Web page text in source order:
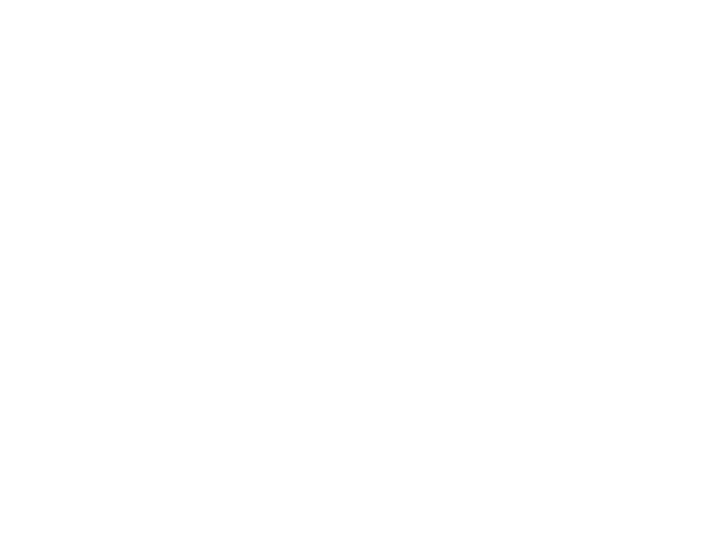
og kjenner ikke til unaturlige hindringer i
tomten nøye før kjøp og gjøre seg kjent med
naturhindringer som stein, fjell og annet